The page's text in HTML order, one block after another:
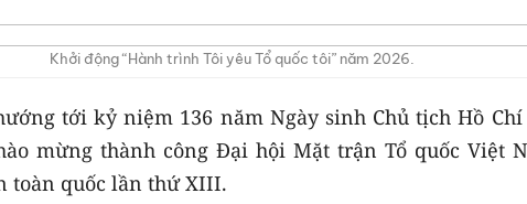
Khởi động “Hành trình Tôi yêu Tổ quốc tôi” năm 2026.
tới kỷ niệm 136 năm Ngày sinh Chủ tịch Hồ
mừng thành công Đại hội Mặt trận Tổ quốc Việt
toàn quốc lần thứ XIII.